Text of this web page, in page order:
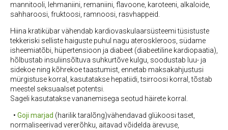
mannitooli, lehmaniini, remaniini, flavoone, karoteeni, alkaloide,
sahharoosi, fruktoosi, ramnoosi, rasvhappeid.
Hiina kratikübar vähendab kardiovaskulaarsüsteemi tüsistuste
tekkeriski selliste haiguste puhul nagu ateroskleroos, südame
isheemiatõbi, hüpertensioon ja diabeet (diabeetiline kardiopaatia),
hõlbustab insuliinsõltuva suhkurtõve kulgu, soodustab luu- ja
sidekoe ning kõhrekoe taastumist, ennetab maksakahjustusi
mürgistuse korral, kasutatakse hepatiidi, tsirroosi korral, tõstab
meestel seksuaalset potentsi.
Sageli kasutatakse vananemisega seotud häirete korral.
• Goji marjad (harilik taralõng)vähendavad glükoosi taset,
normaliseerivad vererõhku, aitavad võidelda ärevuse,